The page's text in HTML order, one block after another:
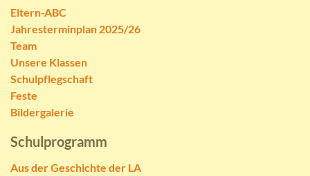
Eltern-ABC
Jahresterminplan 2025/26
Team
Unsere Klassen
Schulpflegschaft
Feste
Bildergalerie
Schulprogramm
Aus der Geschichte der LA